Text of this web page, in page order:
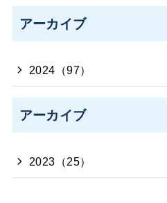
アーカイブ
2024（97）
アーカイブ
2023（25）